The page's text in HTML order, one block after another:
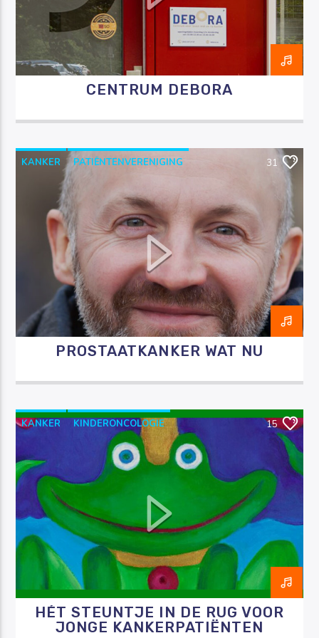
Luister RAZO online
CENTRUM DEBORA
KANKER
PATIËNTENVERENIGING
PROSTAATKANKER
31
PROSTAATKANKER WAT NU
KANKER
KINDERONCOLOGIE
VOORKINDEREN
15
HÉT STEUNTJE IN DE RUG VOOR
JONGE KANKERPATIËNTEN